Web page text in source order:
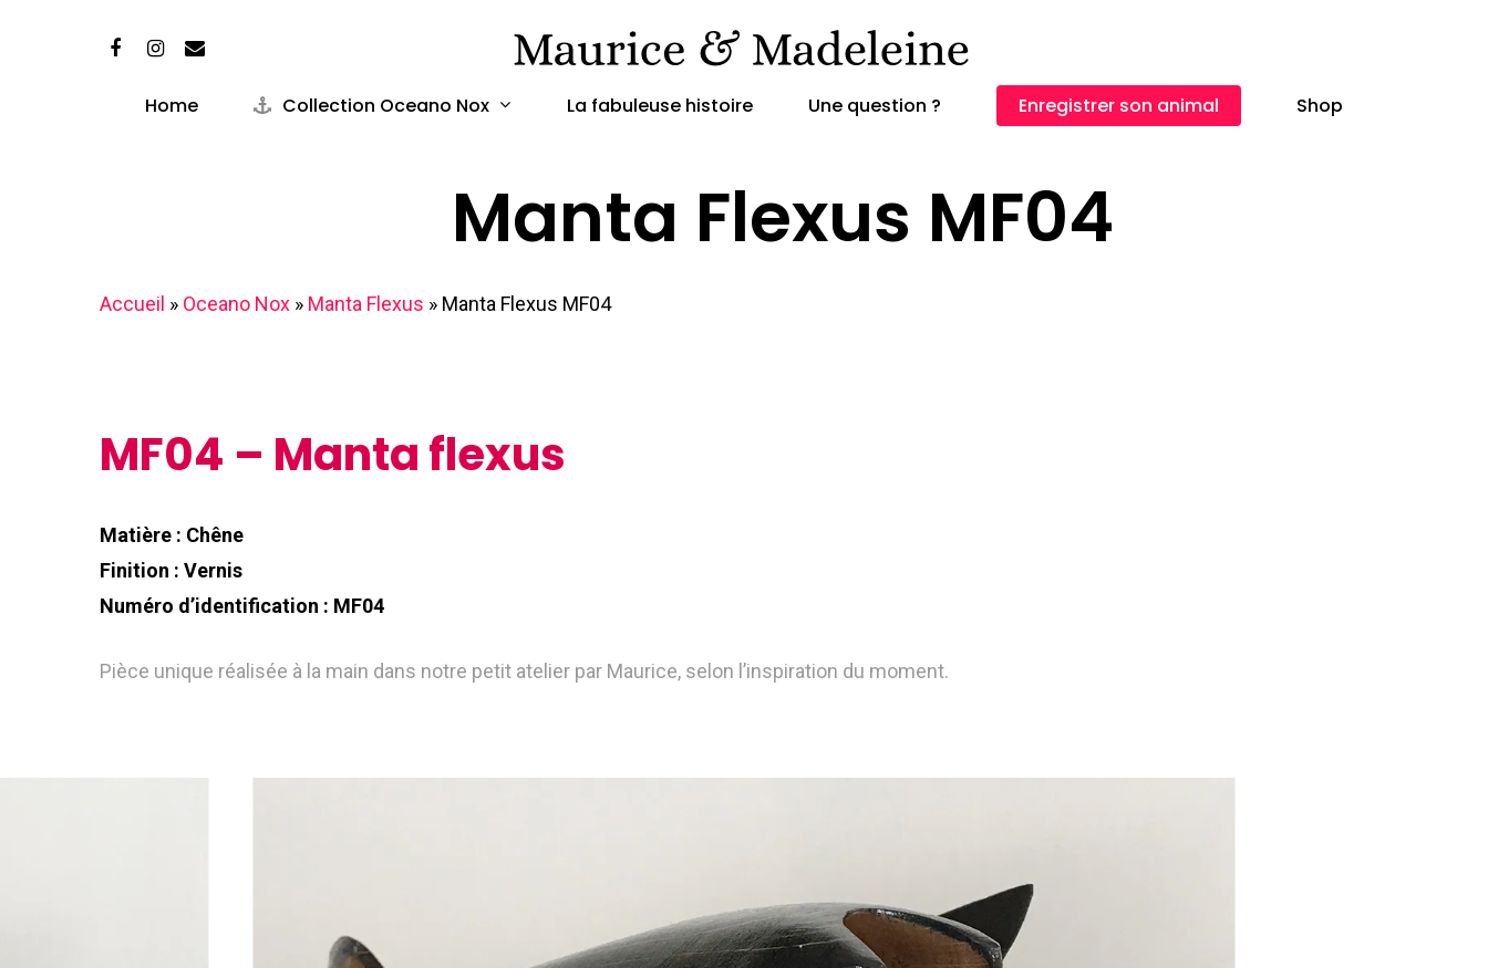
facebookinstagram
email
Home Collection Oceano Nox La fabuleuse histoire Une question ? Enregistrer son animal Shop
Manta Flexus MF04
Accueil » Oceano Nox » Manta Flexus » Manta Flexus MF04
MF04 – Manta flexus
Matière : Chêne
Finition : Vernis
Numéro d’identification : MF04
Pièce unique réalisée à la main dans notre petit atelier par Maurice, selon l’inspiration du moment.